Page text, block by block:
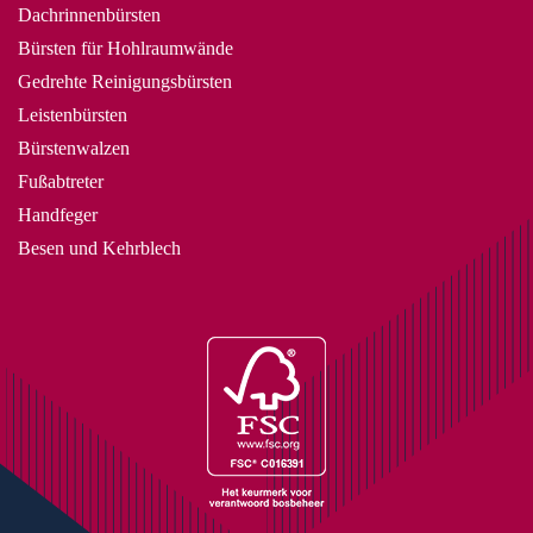
Temperaturbeständigkeit:
die Borsten hohen Temperaturen ausgesetzt sein. Es ist
wichtig, Borsten zu wählen, die der Arbeitstemperatur
standhalten, um eine Verformung, ein Schmelzen oder eine
Zersetzung der Borsten zu vermeiden. Nylon 6.6 kann
Hitze am besten widerstehen. Langfristige Verwendung
bei Hitze, max. 120 Grad. Kurzfristige Verwendung bei
Hitze bis 200 Grad. Der Schmelzpunkt liegt bei 250 Grad.
PBT kann für längere Zeit etwa 100 Grad und für kurze
Zeit 165 Grad aushalten, der Schmelzpunkt liegt bei 225
Grad. PET Langzeit 100 Grad und Kurzzeit 200 Grad,
Schmelzpunkt 260 Grad. PEEK kann langfristig Hitze bis
zu 250 Grad aushalten, ist aber unglaublich teuer (wird
häufig in der Luft- und Raumfahrt verwendet).
Dachrinnenbürsten
Bürsten für Hohlraumwände
Gedrehte Reinigungsbürsten
Leistenbürsten
Bürstenwalzen
Fußabtreter
Handfeger
Besen und Kehrblech